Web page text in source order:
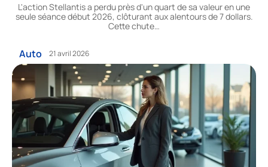
L'action Stellantis a perdu près d'un quart de sa valeur en une
seule séance début 2026, clôturant aux alentours de 7 dollars.
Cette chute…
Auto 21 avril 2026